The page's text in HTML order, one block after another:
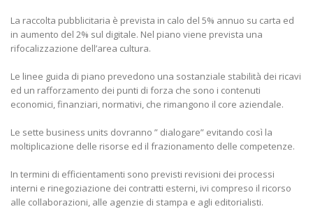
La raccolta pubblicitaria è prevista in calo del 5% annuo su carta ed
in aumento del 2% sul digitale. Nel piano viene prevista una
rifocalizzazione dell’area cultura.
Le linee guida di piano prevedono una sostanziale stabilità dei ricavi
ed un rafforzamento dei punti di forza che sono i contenuti
economici, finanziari, normativi, che rimangono il core aziendale.
Le sette business units dovranno ” dialogare” evitando così la
moltiplicazione delle risorse ed il frazionamento delle competenze.
In termini di efficientamenti sono previsti revisioni dei processi
interni e rinegoziazione dei contratti esterni, ivi compreso il ricorso
alle collaborazioni, alle agenzie di stampa e agli editorialisti.